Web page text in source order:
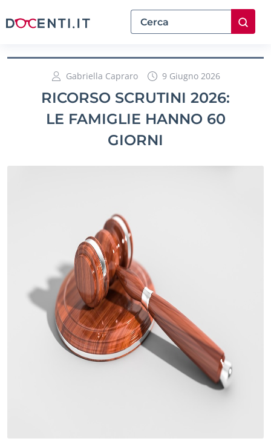
Gabriella Capraro 9 Giugno 2026
RICORSO SCRUTINI 2026:
LE FAMIGLIE HANNO 60
GIORNI